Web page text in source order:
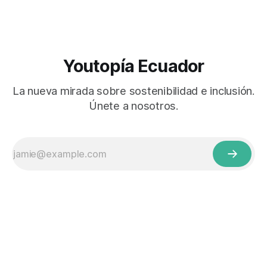
Youtopía Ecuador
La nueva mirada sobre sostenibilidad e inclusión.
Únete a nosotros.